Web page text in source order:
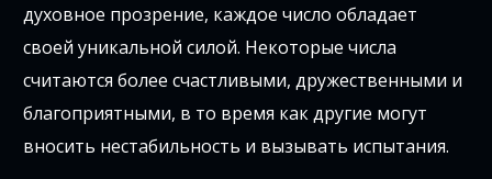
духовное прозрение, каждое число обладает
своей уникальной силой. Некоторые числа
считаются более счастливыми, дружественными и
благоприятными, в то время как другие могут
вносить нестабильность и вызывать испытания.